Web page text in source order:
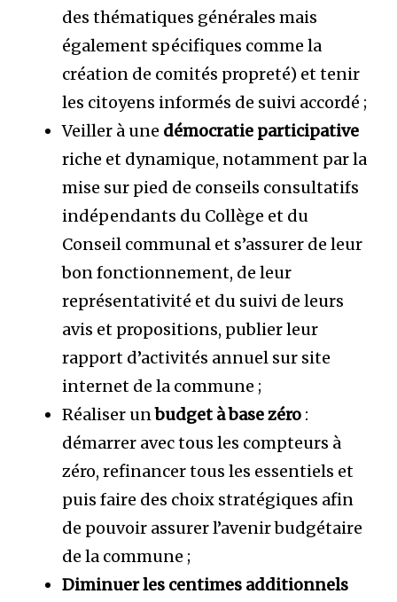
des thématiques générales mais
également spécifiques comme la
création de comités propreté) et tenir
les citoyens informés de suivi accordé ;
Veiller à une démocratie participative
riche et dynamique, notamment par la
mise sur pied de conseils consultatifs
indépendants du Collège et du
Conseil communal et s’assurer de leur
bon fonctionnement, de leur
représentativité et du suivi de leurs
avis et propositions, publier leur
rapport d’activités annuel sur site
internet de la commune ;
Réaliser unbudget à base zéro :
démarrer avec tous les compteurs à
zéro, refinancer tous les essentiels et
puis faire des choix stratégiques afin
de pouvoir assurer l’avenir budgétaire
de la commune ;
Diminuer les centimes additionnels